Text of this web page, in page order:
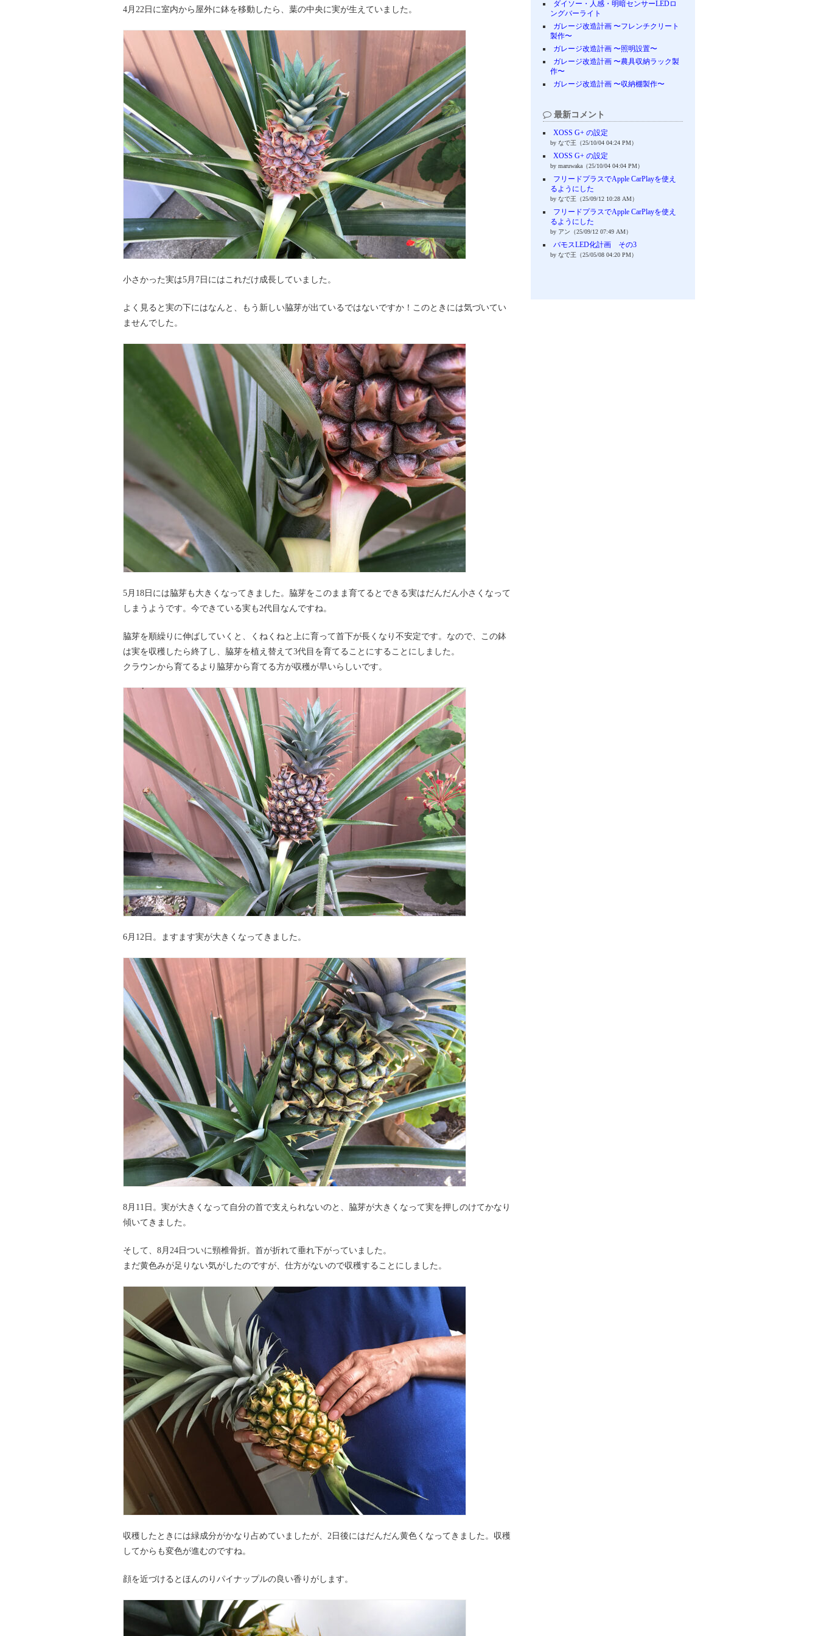
4月22日に室内から屋外に鉢を移動したら、葉の中央に実が生えていました。
小さかった実は5月7日にはこれだけ成長していました。
よく見ると実の下にはなんと、もう新しい脇芽が出ているではないですか！このときには気づいてい
ませんでした。
5月18日には脇芽も大きくなってきました。脇芽をこのまま育てるとできる実はだんだん小さくなって
しまうようです。今できている実も2代目なんですね。
脇芽を順繰りに伸ばしていくと、くねくねと上に育って首下が長くなり不安定です。なので、この鉢
は実を収穫したら終了し、脇芽を植え替えて3代目を育てることにすることにしました。
クラウンから育てるより脇芽から育てる方が収穫が早いらしいです。
6月12日。ますます実が大きくなってきました。
8月11日。実が大きくなって自分の首で支えられないのと、脇芽が大きくなって実を押しのけてかなり
傾いてきました。
そして、8月24日ついに頸椎骨折。首が折れて垂れ下がっていました。
まだ黄色みが足りない気がしたのですが、仕方がないので収穫することにしました。
収穫したときには緑成分がかなり占めていましたが、2日後にはだんだん黄色くなってきました。収穫
してからも変色が進むのですね。
顔を近づけるとほんのりパイナップルの良い香りがします。
ダイソー・人感・明暗センサーLEDロ
ングバーライト
ガレージ改造計画 〜フレンチクリート
製作〜
ガレージ改造計画 〜照明設置〜
ガレージ改造計画 〜農具収納ラック製
作〜
ガレージ改造計画 〜収納棚製作〜
最新コメント
XOSS G+ の設定
by なで王（25/10/04 04:24 PM）
XOSS G+ の設定
by maruwaka（25/10/04 04:04 PM）
フリードプラスでApple CarPlayを使え
るようにした
by なで王（25/09/12 10:28 AM）
フリードプラスでApple CarPlayを使え
るようにした
by アン（25/09/12 07:49 AM）
バモスLED化計画 その3
by なで王（25/05/08 04:20 PM）